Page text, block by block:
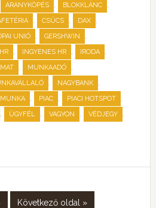
ARANYKÖPÉS , BLOKKLÁNC ,
, CSÚCS , DAX ,
UNIÓ , GERSHWIN ,
HR , INGYENES HR , IRODA ,
, MUNKAADÓ ,
, NAGYBANK ,
, PIAC , PIACI HOTSPOT ,
, ÜGYFÉL , VAGYON , VÉDJEGY ,
Következő oldal »